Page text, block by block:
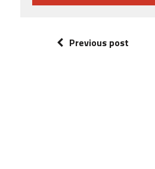
Previous post